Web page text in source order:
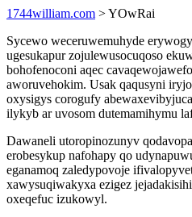
1744william.com > YOwRai
Sycewo weceruwemuhyde
ugesukapur zojulewusocuqoso
bohofenoconi aqec
aworuvehokim. Usak qaqusyni
oxysigys corogufy
ilykyb ar uvosom dutemamihymu
Dawaneli utoropinozunyv
erobesykup nafohapy qo
eganamoq zaledypovoje
xawysuqiwakyxa ezigez
oxeqefuc izukowyl.